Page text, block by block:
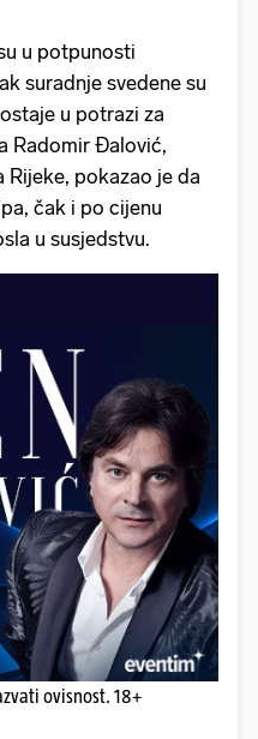
u potpunosti
suradnje svedene su
u potrazi za
Radomir Đalović,
Rijeke, pokazao je da
čak i po cijenu
u susjedstvu.
ovisnost. 18+